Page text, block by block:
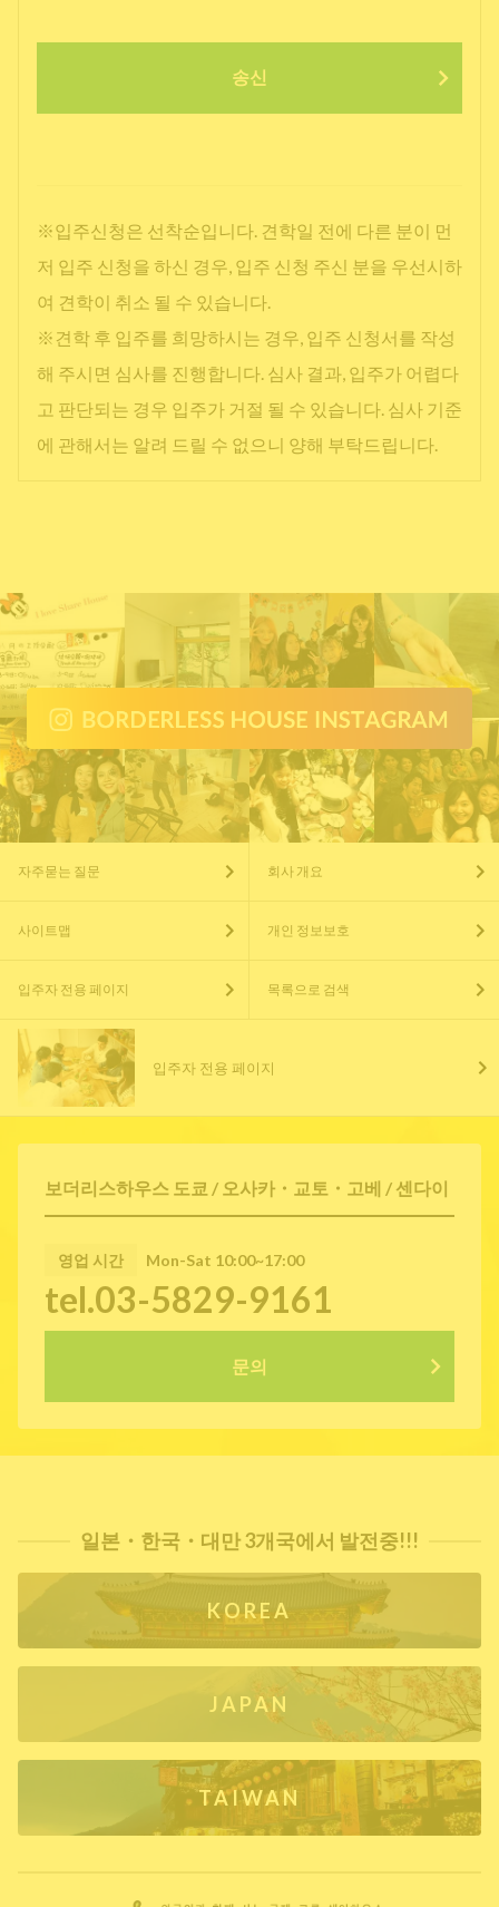
송신
※입주신청은 선착순입니다. 견학일 전에 다른 분이 먼
저 입주 신청을 하신 경우, 입주 신청 주신 분을 우선시하
여 견학이 취소 될 수 있습니다.
※견학 후 입주를 희망하시는 경우, 입주 신청서를 작성
해 주시면 심사를 진행합니다. 심사 결과, 입주가 어렵다
고 판단되는 경우 입주가 거절 될 수 있습니다. 심사 기준
에 관해서는 알려 드릴 수 없으니 양해 부탁드립니다.
보더리스하우스 도쿄 / 오사카・교토・고베 / 센다이
영업 시간 Mon-Sat 10:00~17:00
tel.03-5829-9161
문의
자주묻는 질문 회사 개요
사이트맵 개인 정보보호
입주자 전용 페이지 목록으로 검색
입주자 전용 페이지
일본・한국・대만 3개국에서 발전중!!!
KOREA
JAPAN
TAIWAN